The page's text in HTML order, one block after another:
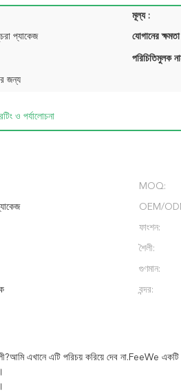
মূল্য :
প্যাকেজ যোগানের
পরিচিতিমুলক
জন্য
ও পর্যালোচনা
MOQ:
OEM/
ফাংশন:
শৈলী:
গুণমান:
বন্দর:
এখানে এটি পরিচয় করিয়ে দেব না.FeeWe